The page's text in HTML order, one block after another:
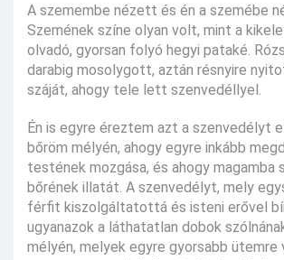
A szemembe nézett és én a szemébe
Szemének színe olyan volt, mint a
olvadó, gyorsan folyó hegyi pataké.
darabig mosolygott, aztán résnyire
száját, ahogy tele lett szenvedéllyel.
Én is egyre éreztem azt a szenvedélyt
bőröm mélyén, ahogy egyre inkább
testének mozgása, és ahogy magamba
bőrének illatát. A szenvedélyt, mely
férfit kiszolgáltatottá és isteni erővel
ugyanazok a láthatatlan dobok
mélyén, melyek egyre gyorsabb ütemre